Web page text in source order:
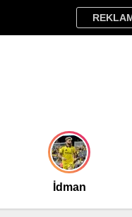
İdman